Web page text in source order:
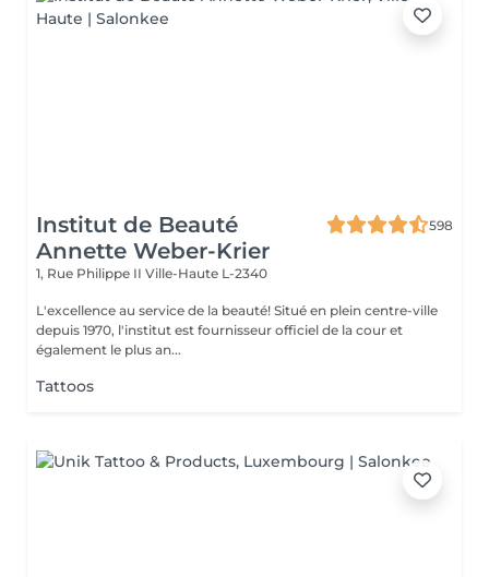
Institut de Beauté
Annette Weber-Krier
598
1, Rue Philippe II Ville-Haute L-2340
L'excellence au service de la beauté! Situé en plein centre-ville
depuis 1970, l'institut est fournisseur officiel de la cour et
également le plus an...
Tattoos